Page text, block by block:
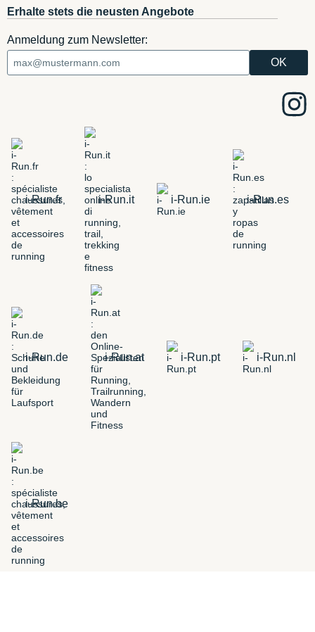
Erhalte stets die neusten Angebote
Anmeldung zum Newsletter:
i-Run.fr i-Run.it i-Run.ie i-Run.es
i-Run.de i-Run.at i-Run.pt i-Run.nl
i-Run.be